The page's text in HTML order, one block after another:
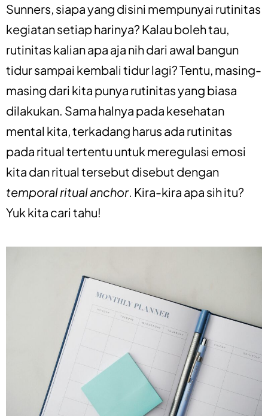
Sunners, siapa yang disini mempunyai rutinitas
kegiatan setiap harinya? Kalau boleh tau,
rutinitas kalian apa aja nih dari awal bangun
tidur sampai kembali tidur lagi? Tentu, masing-
masing dari kita punya rutinitas yang biasa
dilakukan. Sama halnya pada kesehatan
mental kita, terkadang harus ada rutinitas
pada ritual tertentu untuk meregulasi emosi
kita dan ritual tersebut disebut dengan
temporal ritual anchor. Kira-kira apa sih itu?
Yuk kita cari tahu!